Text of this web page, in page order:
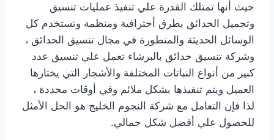
حيث أنها تمتلك القدرة علي تنفيذ عمليات تنسيق
وتجميل الحدائق بطرق أحترافية ومنظمة وتستخدم كل
الوسائل الحديثة والمتطورة في مجال تنسيق الحدائق ،
وشركة تنسيق حدائق بالبرشاء تعمل علي تنسيق عدد
كبير من أنواع النباتات المختلفة والأشجار التي يختارها
العميل ويتم تنفيذها بشكل ملائم وفي أوقات محددة ،
لذا فإن التعامل مع شركة النجوم الخليج هو الحل الأمثل
للحصول علي أفضل شكل جمالي.